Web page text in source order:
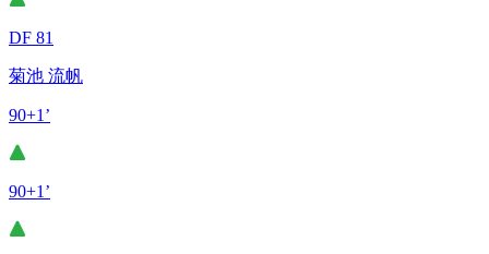
DF 81
菊池 流帆
90+1’
90+1’